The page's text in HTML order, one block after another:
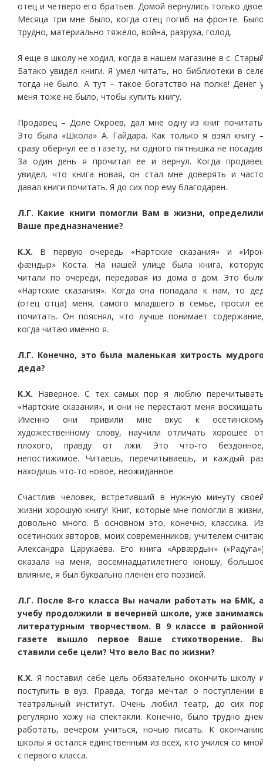
отец и четверо его братьев. Домой вернулись только
Месяца три мне было, когда отец погиб на фронте.
трудно, материально тяжело, война, разруха, голод.
Я еще в школу не ходил, когда в нашем магазине в с.
Батако увидел книги. Я умел читать, но библиотеки в
тогда не было. А тут – такое богатство на полке! Денег
меня тоже не было, чтобы купить книгу.
Продавец – Доле Окроев, дал мне одну из книг
Это была «Школа» А. Гайдара. Как только я взял книгу
сразу обернул ее в газету, ни одного пятнышка не
За один день я прочитал ее и вернул. Когда
увидел, что книга новая, он стал мне доверять и
давал книги почитать. Я до сих пор ему благодарен.
Л.Г. Какие книги помогли Вам в жизни,
Ваше предназначение?
К.Х. В первую очередь «Нартские сказания» и
фæндыр» Коста. На нашей улице была книга,
читали по очереди, передавая из дома в дом. Это
«Нартские сказания». Когда она попадала к нам, то
(отец отца) меня, самого младшего в семье, просил
почитать. Он пояснял, что лучше понимает
когда читаю именно я.
Л.Г. Конечно, это была маленькая хитрость
деда?
К.Х. Наверное. С тех самых пор я люблю
«Нартские сказания», и они не перестают меня
Именно они привили мне вкус к
художественному слову, научили отличать хорошее
плохого, правду от лжи. Это что-то
непостижимое. Читаешь, перечитываешь, и каждый
находишь что-то новое, неожиданное.
Счастлив человек, встретивший в нужную минуту
жизни хорошую книгу! Книг, которые мне помогли в
довольно много. В основном это, конечно, классика.
осетинских авторов, моих современников, учителем
Александра Царукаева. Его книга «Арвæрдын»
оказала на меня, восемнадцатилетнего юношу,
влияние, я был буквально пленен его поэзией.
Л.Г. После 8-го класса Вы начали работать на БМК,
учебу продолжили в вечерней школе, уже
литературным творчеством. В 9 классе в
газете вышло первое Ваше стихотворение.
ставили себе цели? Что вело Вас по жизни?
К.Х. Я поставил себе цель обязательно окончить школу
поступить в вуз. Правда, тогда мечтал о поступлении
театральный институт. Очень любил театр, до сих
регулярно хожу на спектакли. Конечно, было трудно
работать, вечером учиться, ночью писать. К
школы я остался единственным из всех, кто учился со
с первого класса.